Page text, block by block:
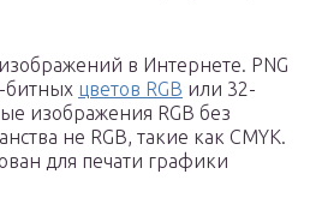
в Интернете. PNG
битных цветов RGB или 32-
изображения RGB без
не RGB, такие как CMYK.
для печати графики